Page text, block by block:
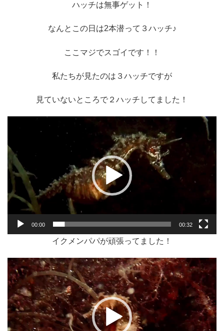
ハッチは無事ゲット！
なんとこの日は2本潜って３ハッチ♪
ここマジでスゴイです！！
私たちが見たのは３ハッチですが
見ていないところで２ハッチしてました！
プ
レ
ー
ヤ
00:00 00:32
イクメンパパが頑張ってました！
動
画
プ
レ
ー
ヤ
ー